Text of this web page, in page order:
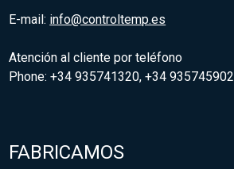
E-mail: info@controltemp.es
Atención al cliente por teléfono
Phone: +34 935741320, +34 935745902
FABRICAMOS